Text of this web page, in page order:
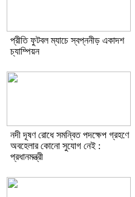
প্রীতি ফুটবল ম্যাচে স্বপ্ননীড় একাদশ
চ্যাম্পিয়ন
নদী দূষণ রোধে সমন্বিত পদক্ষেপ গ্রহণে
অবহেলার কোনো সুযোগ নেই :
প্রধানমন্ত্রী